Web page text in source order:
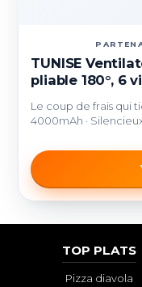
TUNISE
pliable 180°, 6
Le coup de frais qui
4000mAh ·
TOP PLATS
Pizza diavola